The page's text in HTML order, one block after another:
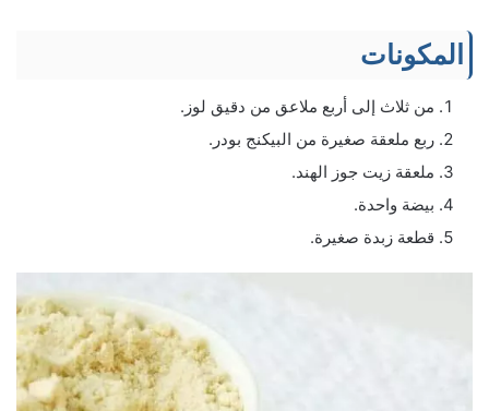
المكونات
من ثلاث إلى أربع ملاعق من دقيق لوز.
ربع ملعقة صغيرة من البيكنج بودر.
ملعقة زيت جوز الهند.
بيضة واحدة.
قطعة زبدة صغيرة.